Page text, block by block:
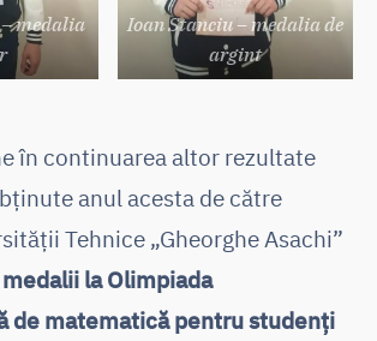
medalia
Ioan Stanciu – medalia de
argint
în continuarea altor rezultate
anul acesta de către
Tehnice „Gheorghe Asachi”
la Olimpiada
de matematică pentru studenți